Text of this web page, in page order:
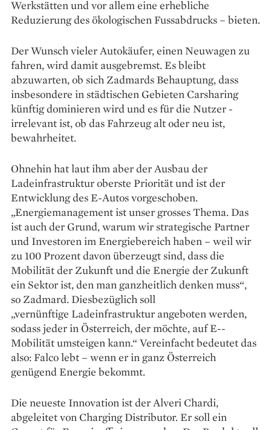
Werkstätten und vor ­allem eine erhebliche
Reduzierung des ökologischen Fuss­abdrucks – bieten.
Der Wunsch vieler Auto­käufer, einen Neuwagen zu
fahren, wird damit ausgebremst. Es bleibt
abzuwarten, ob sich Zadmards Behauptung, dass
insbesondere in städtischen Gebieten Carsharing
künftig dominieren wird und es für die Nutzer ­
irrelevant ist, ob das Fahrzeug alt oder neu ist,
bewahrheitet.
Ohnehin hat laut ihm aber der Ausbau der
Ladeinfrastruktur oberste Priorität und ist der
Entwicklung des E-Autos vorgeschoben.
„Energiemanagement ist unser grosses Thema. Das
ist auch der Grund, warum wir strategische Partner
und Investoren im Energie­bereich haben – weil wir
zu 100 Prozent davon überzeugt sind, dass die
Mobilität der Zukunft und die Energie der Zukunft
ein Sektor ist, den man ganzheitlich denken muss“,
so Zadmard. Diesbezüglich soll
„vernünftige Ladeinfrastruktur angeboten werden,
sodass jeder in ­Österreich, der möchte, auf E-­
Mobilität umsteigen kann.“ Vereinfacht bedeutet das
also: Falco lebt – wenn er in ganz Österreich
genügend Energie bekommt.
Die neueste Innovation ist der Alveri Chardi,
abgeleitet von Charging Distributor. Er soll ein